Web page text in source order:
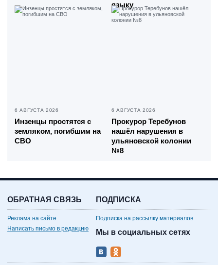
языку
6 АВГУСТА 2026
Инзенцы простятся с
земляком, погибшим на
СВО
6 АВГУСТА 2026
Прокурор Теребунов
нашёл нарушения в
ульяновской колонии
№8
ОБРАТНАЯ СВЯЗЬ
Реклама на сайте
Написать письмо в редакцию
ПОДПИСКА
Подписка на рассылку материалов
Мы в социальных сетях